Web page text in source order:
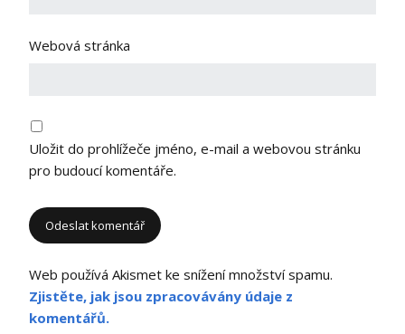
Webová stránka
Uložit do prohlížeče jméno, e-mail a webovou stránku
pro budoucí komentáře.
Web používá Akismet ke snížení množství spamu.
Zjistěte, jak jsou zpracovávány údaje z
komentářů.